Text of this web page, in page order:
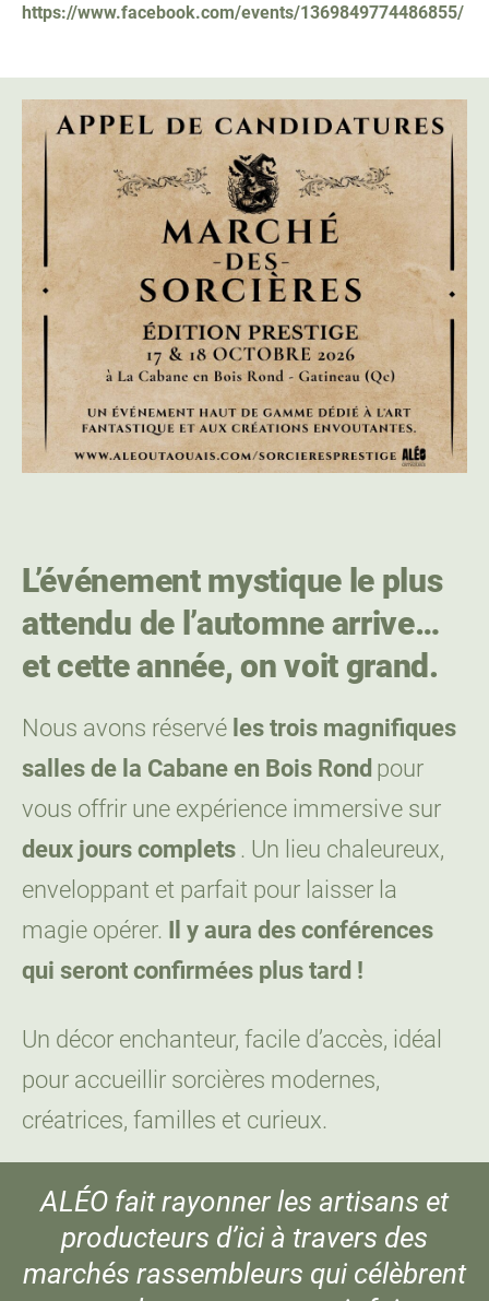
https://www.facebook.com/events/1369849774486855/
L’événement mystique le plus
attendu de l’automne arrive…
et cette année, on voit grand.
Nous avons réservé les trois magnifiques
salles de la Cabane en Bois Rond pour
vous offrir une expérience immersive sur
deux jours complets . Un lieu chaleureux,
enveloppant et parfait pour laisser la
magie opérer.
Il y aura des conférences
qui seront confirmées plus tard !
Un décor enchanteur, facile d’accès, idéal
pour accueillir sorcières modernes,
créatrices, familles et curieux.
ALÉO fait rayonner les artisans et
producteurs d’ici à travers des
marchés rassembleurs qui célèbrent